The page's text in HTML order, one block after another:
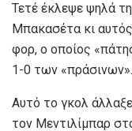
Τετέ έκλεψε ψηλά
Μπακασέτα κι
φορ, ο οποίος
1-0 των «πράσινων».
Αυτό το γκολ
τον Μεντιλίμπαρ